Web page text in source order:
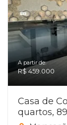
A partir de:
R$ 459.000
Casa de
quartos,